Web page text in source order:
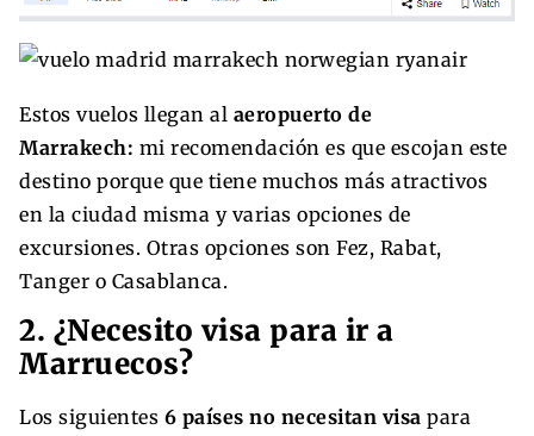
Estos vuelos llegan al aeropuerto de
Marrakech: mi recomendación es que escojan este
destino porque que tiene muchos más atractivos
en la ciudad misma y varias opciones de
excursiones. Otras opciones son Fez, Rabat,
Tanger o Casablanca.
2. ¿Necesito visa para ir a
Marruecos?
Los siguientes 6 países no necesitan visa para